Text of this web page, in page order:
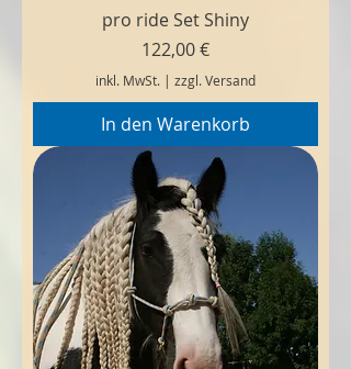
pro ride Set Shiny
Preis
122,00 €
inkl. MwSt. | zzgl. Versand
In den Warenkorb